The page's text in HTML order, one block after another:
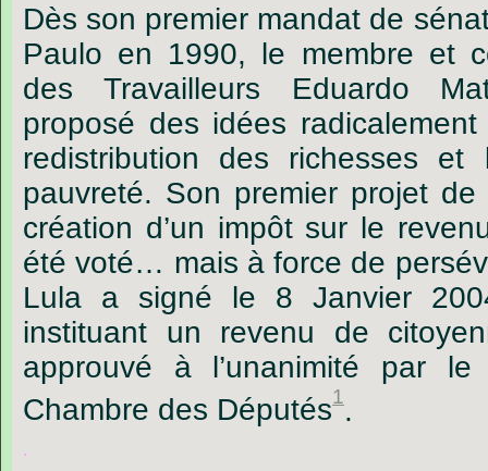
Dès son premier mandat de
Paulo en 1990, le membre et
des Travailleurs Eduardo
proposé des idées
redistribution des richesses
pauvreté. Son premier projet
création d’un impôt sur le
été voté… mais à force de
Lula a signé le 8 Janvier
instituant un revenu de
approuvé à l’unanimité par
Chambre des Députés1.
.